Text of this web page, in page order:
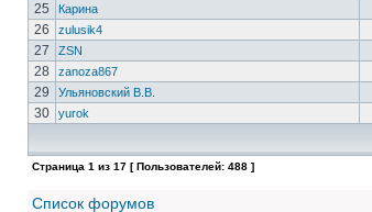
25
Карина
26
zulusik4
27
ZSN
28
zanoza867
29
Ульяновский В.В.
30
yurok
Страница 1 из 17 [ Пользователей: 488 ]
Список форумов